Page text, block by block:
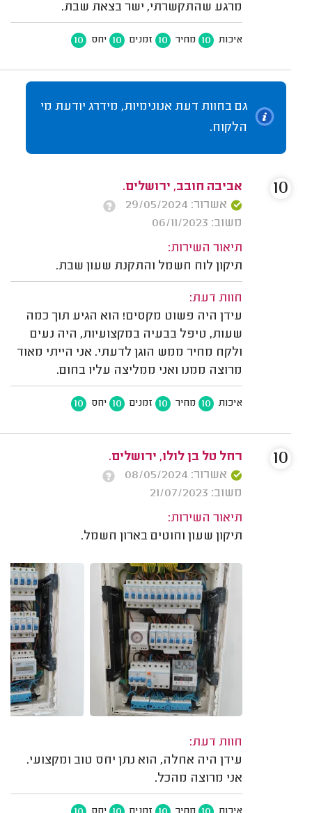
מרגע שהתקשרתי, ישר בצאת שבת.
איכות 10 מחיר 10 זמנים 10 יחס 10
גם בחוות דעת אנונימיות, מידרג יודעת מי
הלקוח.
אביבה חובב, ירושלים.
אשרור: 29/05/2024
משוב: 06/11/2023
תיאור השירות:
תיקון לוח חשמל והתקנת שעון שבת.
חוות דעת:
עידן היה פשוט מקסים! הוא הגיע תוך כמה
שעות, טיפל בבעיה במקצועיות, היה נעים
ולקח מחיר ממש הוגן לדעתי. אני הייתי מאוד
מרוצה ממנו ואני ממליצה עליו בחום.
איכות 10 מחיר 10 זמנים 10 יחס 10
10
רחל טל בן לולו, ירושלים.
אשרור: 08/05/2024
משוב: 21/07/2023
תיאור השירות:
תיקון שעון וחוטים בארון חשמל.
חוות דעת:
עידן היה אחלה, הוא נתן יחס טוב ומקצועי.
אני מרוצה מהכל.
10